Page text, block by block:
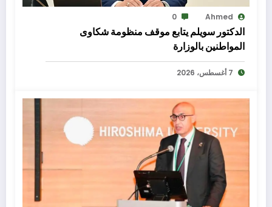
Ahmed
0
الدكتور سويلم يتابع موقف منظومة شكاوى
المواطنين بالوزارة
7 أغسطس، 2026